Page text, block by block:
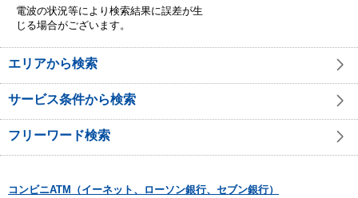
電波の状況等により検索結果に誤差が生
じる場合がございます。
エリアから検索
サービス条件から検索
フリーワード検索
コンビニATM（イーネット、ローソン銀行、セブン銀行）